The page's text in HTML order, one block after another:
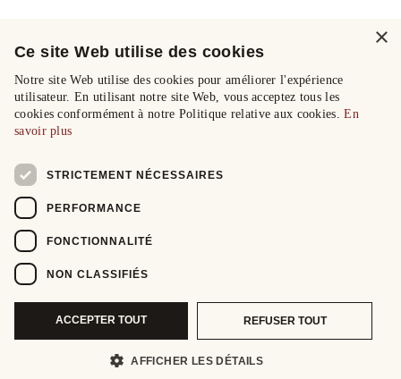
×
Ce site Web utilise des cookies
Notre site Web utilise des cookies pour améliorer l'expérience
utilisateur. En utilisant notre site Web, vous acceptez tous les
cookies conformément à notre Politique relative aux cookies.En
savoir plus
STRICTEMENT NÉCESSAIRES
PERFORMANCE
FONCTIONNALITÉ
NON CLASSIFIÉS
ACCEPTER TOUT REFUSER TOUT
AFFICHER LES DÉTAILS